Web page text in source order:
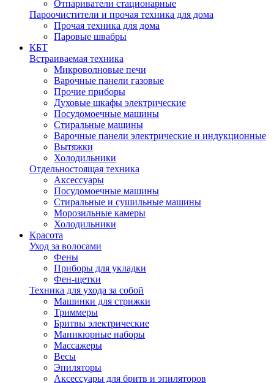
Отпариватели стационарные
Пароочистители и прочая техника для дома
Прочая техника для дома
Паровые швабры
КБТ
Встраиваемая техника
Микроволновые печи
Варочные панели газовые
Прочие приборы
Духовые шкафы электрические
Посудомоечные машины
Стиральные машины
Варочные панели электрические и индукционные
Вытяжки
Холодильники
Отдельностоящая техника
Аксессуары
Посудомоечные машины
Стиральные и сушильные машины
Морозильные камеры
Холодильники
Красота
Уход за волосами
Фены
Приборы для укладки
Фен-щетки
Техника для ухода за собой
Машинки для стрижки
Триммеры
Бритвы электрические
Маникюрные наборы
Массажеры
Весы
Эпиляторы
Аксессуары для бритв и эпиляторов